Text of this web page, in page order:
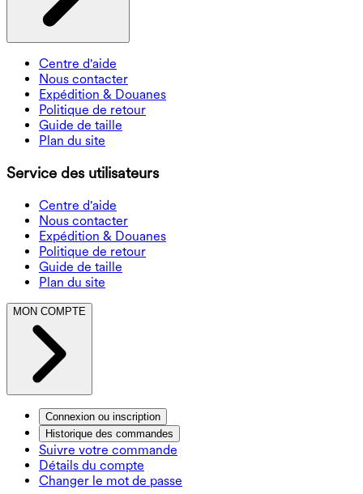
Centre d'aide
Nous contacter
Expédition & Douanes
Politique de retour
Guide de taille
Plan du site
Service des utilisateurs
Centre d'aide
Nous contacter
Expédition & Douanes
Politique de retour
Guide de taille
Plan du site
MON COMPTE
Connexion ou inscription
Historique des commandes
Suivre votre commande
Détails du compte
Changer le mot de passe